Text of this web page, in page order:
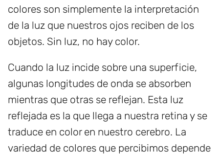
colores son simplemente la interpretación
de la luz que nuestros ojos reciben de los
objetos. Sin luz, no hay color.
Cuando la luz incide sobre una superficie,
algunas longitudes de onda se absorben
mientras que otras se reflejan. Esta luz
reflejada es la que llega a nuestra retina y se
traduce en color en nuestro cerebro. La
variedad de colores que percibimos depende